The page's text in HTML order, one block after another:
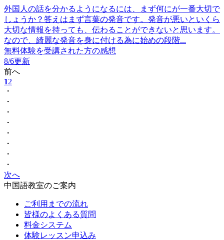
外国人の話を分かるようになるには、まず何にが一番大切で
しょうか？答えはまず言葉の発音です。発音が悪いといくら
大切な情報を持っても、伝わることができないと思います。
なので、綺麗な発音を身に付ける為に始めの段階...
無料体験を受講された方の感想
8/6更新
前へ
12
・
・
・
・
・
・
・
・
次へ
中国語教室のご案内
ご利用までの流れ
皆様のよくある質問
料金システム
体験レッスン申込み